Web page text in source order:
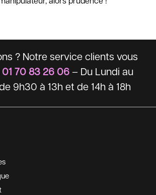
? Notre service clients vous
01 70 83 26 06– Du Lundi au
9h30 à 13h et de 14h à 18h